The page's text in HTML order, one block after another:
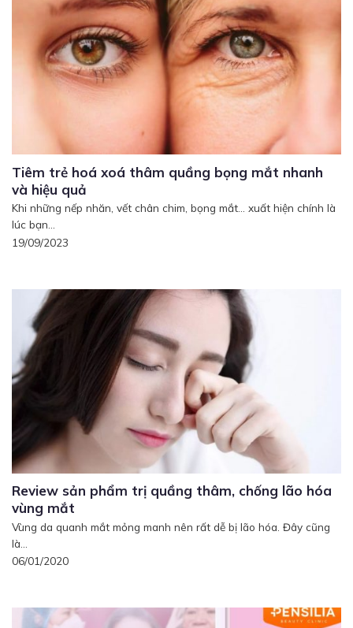
Tiêm trẻ hoá xoá thâm quầng bọng mắt nhanh
và hiệu quả
Khi những nếp nhăn, vết chân chim, bọng mắt... xuất hiện chính là
lúc bạn...
19/09/2023
Review sản phẩm trị quầng thâm, chống lão hóa
vùng mắt
Vùng da quanh mắt mỏng manh nên rất dễ bị lão hóa. Đây cũng
là...
06/01/2020